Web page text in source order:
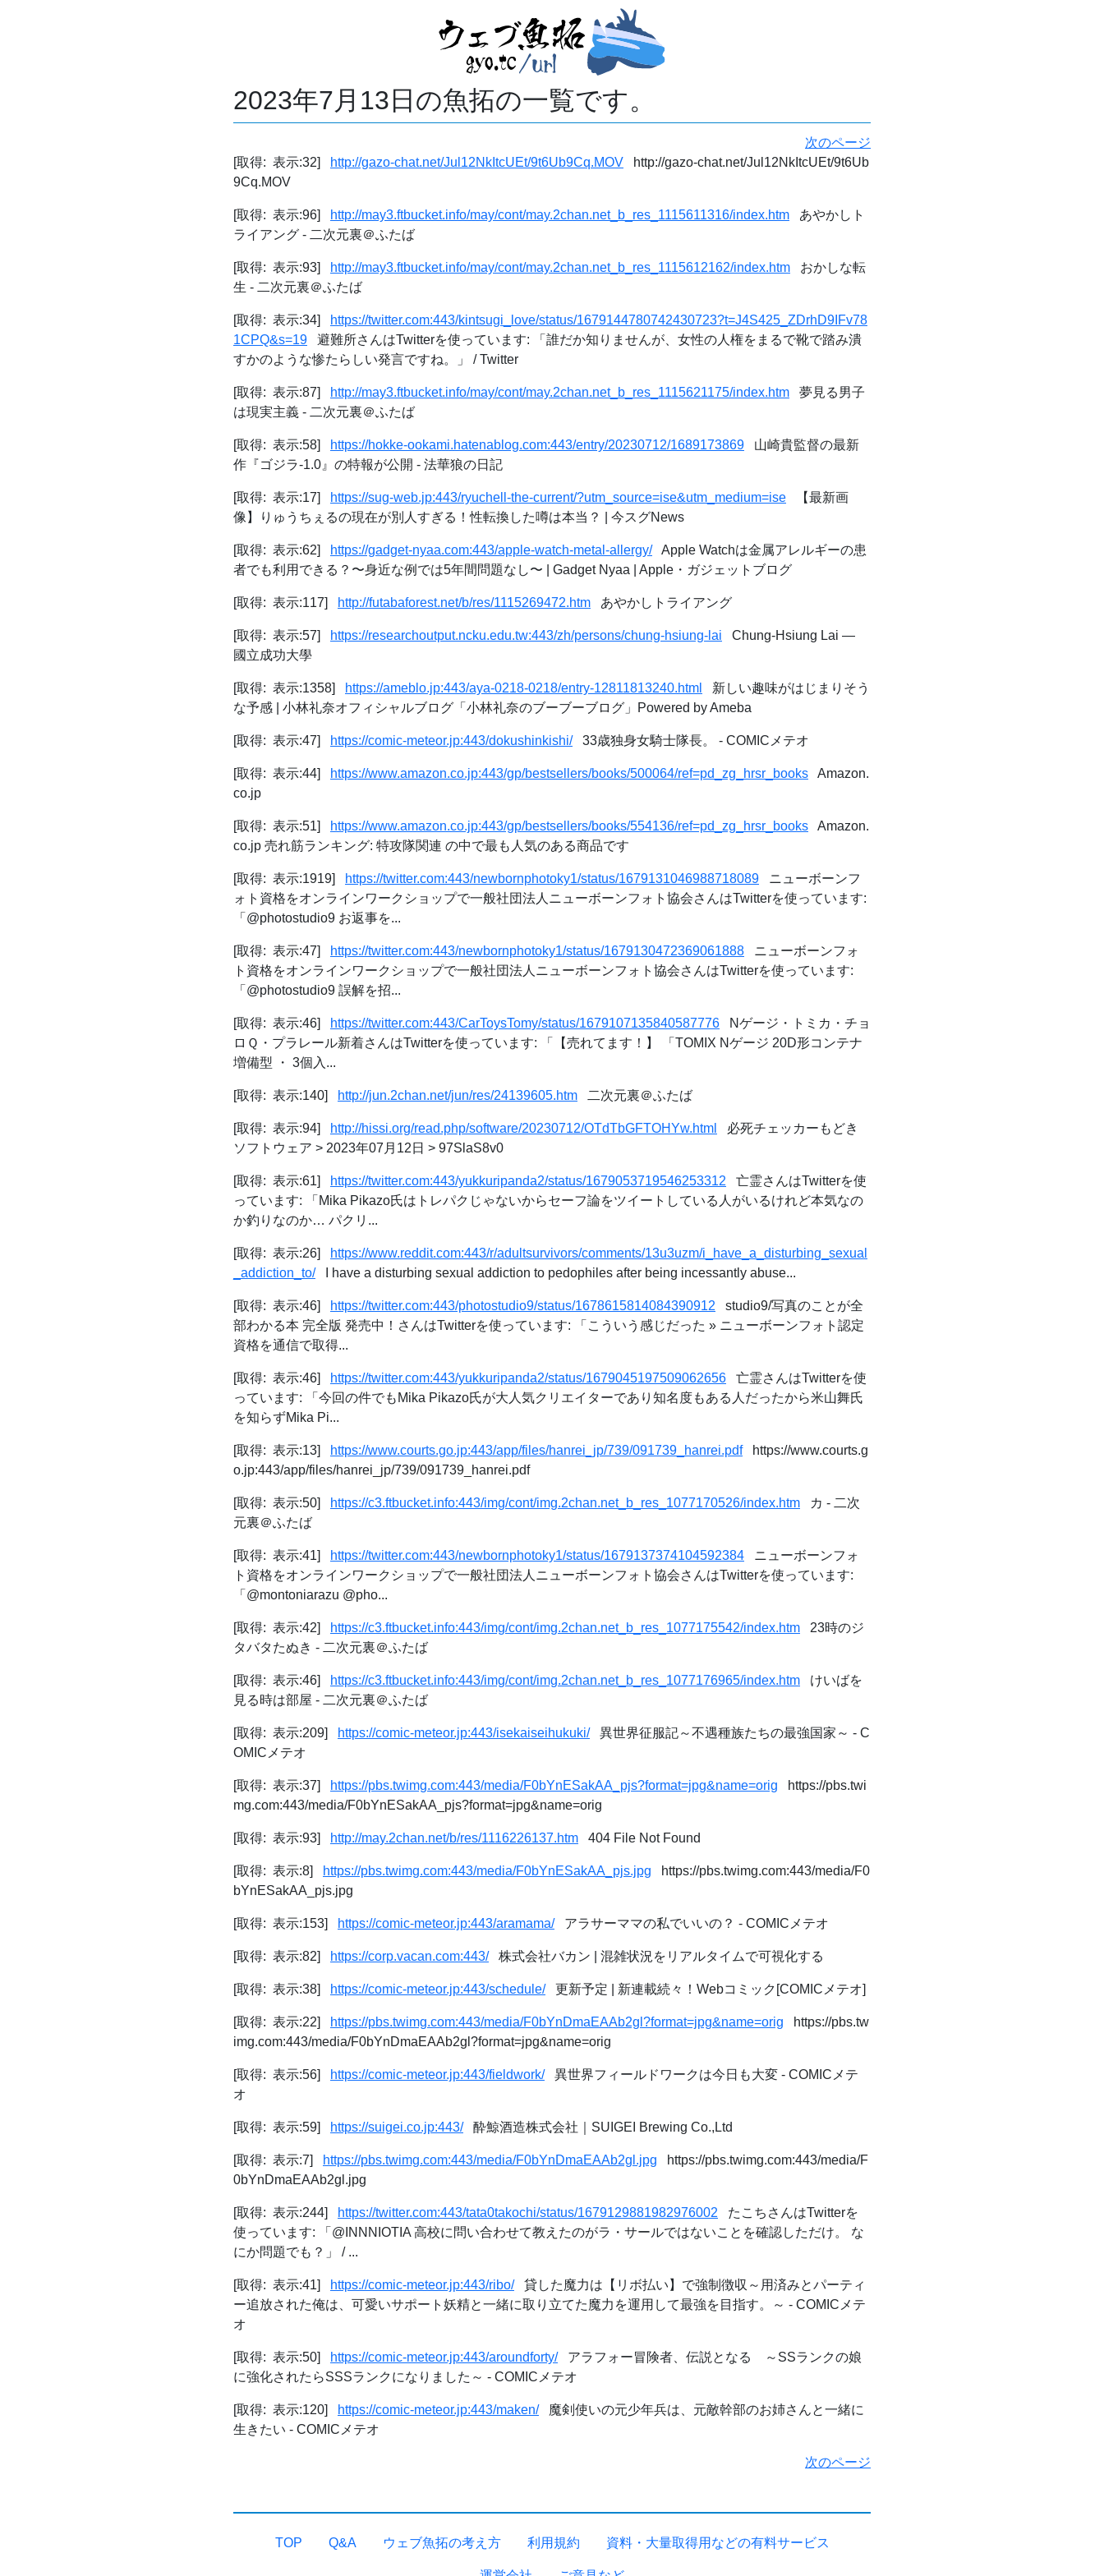
2023年7月13日の魚拓の一覧です。
次のページ
[取得: 表示:32]
http://gazo-chat.net/Jul12NkItcUEt/9t6Ub9Cq.MOV http://gazo-chat.net/Jul12NkItcUEt/9t6Ub
9Cq.MOV
[取得: 表示:96] http://may3.ftbucket.info/may/cont/may.2chan.net_b_res_1115611316/index.htm あやかしト
ライアング - 二次元裏＠ふたば
[取得: 表示:93] http://may3.ftbucket.info/may/cont/may.2chan.net_b_res_1115612162/index.htm おかしな転
生 - 二次元裏＠ふたば
[取得: 表示:34]
https://twitter.com:443/kintsugi_love/status/1679144780742430723?t=J4S425_ZDrhD9IFv78
1CPQ&s=19 避難所さんはTwitterを使っています: 「誰だか知りませんが、女性の人権をまるで靴で踏み潰
すかのような惨たらしい発言ですね。」 / Twitter
[取得: 表示:87] http://may3.ftbucket.info/may/cont/may.2chan.net_b_res_1115621175/index.htm 夢見る男子
は現実主義 - 二次元裏＠ふたば
[取得: 表示:58] https://hokke-ookami.hatenablog.com:443/entry/20230712/1689173869 山崎貴監督の最新
作『ゴジラ-1.0』の特報が公開 - 法華狼の日記
[取得: 表示:17] https://sug-web.jp:443/ryuchell-the-current/?utm_source=ise&utm_medium=ise 【最新画
像】りゅうちぇるの現在が別人すぎる！性転換した噂は本当？ | 今スグNews
[取得: 表示:62] https://gadget-nyaa.com:443/apple-watch-metal-allergy/Apple Watchは金属アレルギーの患
者でも利用できる？〜身近な例では5年間問題なし〜 | Gadget Nyaa | Apple・ガジェットブログ
[取得: 表示:117] http://futabaforest.net/b/res/1115269472.htm あやかしトライアング
[取得: 表示:57] https://researchoutput.ncku.edu.tw:443/zh/persons/chung-hsiung-lai Chung-Hsiung Lai —
國立成功大學
[取得: 表示:1358] https://ameblo.jp:443/aya-0218-0218/entry-12811813240.html
新しい趣味がはじまりそう
な予感 | 小林礼奈オフィシャルブログ「小林礼奈のブーブーブログ」Powered by Ameba
[取得: 表示:47] https://comic-meteor.jp:443/dokushinkishi/33歳独身女騎士隊長。 - COMICメテオ
[取得: 表示:44] https://www.amazon.co.jp:443/gp/bestsellers/books/500064/ref=pd_zg_hrsr_books Amazon.
co.jp
[取得: 表示:51] https://www.amazon.co.jp:443/gp/bestsellers/books/554136/ref=pd_zg_hrsr_books Amazon.
co.jp 売れ筋ランキング: 特攻隊関連 の中で最も人気のある商品です
[取得: 表示:1919] https://twitter.com:443/newbornphotoky1/status/1679131046988718089 ニューボーンフ
ォト資格をオンラインワークショップで一般社団法人ニューボーンフォト協会さんはTwitterを使っています:
「@photostudio9 お返事を...
[取得: 表示:47] https://twitter.com:443/newbornphotoky1/status/1679130472369061888 ニューボーンフォ
ト資格をオンラインワークショップで一般社団法人ニューボーンフォト協会さんはTwitterを使っています:
「@photostudio9 誤解を招...
[取得: 表示:46] https://twitter.com:443/CarToysTomy/status/1679107135840587776 Nゲージ・トミカ・チョ
ロＱ・プラレール新着さんはTwitterを使っています: 「【売れてます！】 「TOMIX Nゲージ 20D形コンテナ
増備型 ・ 3個入...
[取得: 表示:140] http://jun.2chan.net/jun/res/24139605.htm 二次元裏＠ふたば
[取得: 表示:94] http://hissi.org/read.php/software/20230712/OTdTbGFTOHYw.html
必死チェッカーもどき
ソフトウェア > 2023年07月12日 > 97SlaS8v0
[取得: 表示:61] https://twitter.com:443/yukkuripanda2/status/1679053719546253312 亡霊さんはTwitterを使
っています: 「Mika Pikazo氏はトレパクじゃないからセーフ論をツイートしている人がいるけれど本気なの
か釣りなのか… パクリ...
[取得: 表示:26]
https://www.reddit.com:443/r/adultsurvivors/comments/13u3uzm/i_have_a_disturbing_sexual
_addiction_to/I have a disturbing sexual addiction to pedophiles after being incessantly abuse...
[取得: 表示:46] https://twitter.com:443/photostudio9/status/1678615814084390912 studio9/写真のことが全
部わかる本 完全版 発売中！さんはTwitterを使っています: 「こういう感じだった » ニューボーンフォト認定
資格を通信で取得...
[取得: 表示:46] https://twitter.com:443/yukkuripanda2/status/1679045197509062656 亡霊さんはTwitterを使
っています: 「今回の件でもMika Pikazo氏が大人気クリエイターであり知名度もある人だったから米山舞氏
を知らずMika Pi...
[取得: 表示:13] https://www.courts.go.jp:443/app/files/hanrei_jp/739/091739_hanrei.pdfhttps://www.courts.g
o.jp:443/app/files/hanrei_jp/739/091739_hanrei.pdf
[取得: 表示:50] https://c3.ftbucket.info:443/img/cont/img.2chan.net_b_res_1077170526/index.htm カ - 二次
元裏＠ふたば
[取得: 表示:41] https://twitter.com:443/newbornphotoky1/status/1679137374104592384 ニューボーンフォ
ト資格をオンラインワークショップで一般社団法人ニューボーンフォト協会さんはTwitterを使っています:
「@montoniarazu @pho...
[取得: 表示:42] https://c3.ftbucket.info:443/img/cont/img.2chan.net_b_res_1077175542/index.htm 23時のジ
タバタたぬき - 二次元裏＠ふたば
[取得: 表示:46] https://c3.ftbucket.info:443/img/cont/img.2chan.net_b_res_1077176965/index.htm けいばを
見る時は部屋 - 二次元裏＠ふたば
[取得: 表示:209] https://comic-meteor.jp:443/isekaiseihukuki/異世界征服記～不遇種族たちの最強国家～ - C
OMICメテオ
[取得: 表示:37] https://pbs.twimg.com:443/media/F0bYnESakAA_pjs?format=jpg&name=orig https://pbs.twi
mg.com:443/media/F0bYnESakAA_pjs?format=jpg&name=orig
[取得: 表示:93] http://may.2chan.net/b/res/1116226137.htm 404 File Not Found
[取得: 表示:8] https://pbs.twimg.com:443/media/F0bYnESakAA_pjs.jpg https://pbs.twimg.com:443/media/F0
bYnESakAA_pjs.jpg
[取得: 表示:153] https://comic-meteor.jp:443/aramama/アラサーママの私でいいの？ - COMICメテオ
[取得: 表示:82] https://corp.vacan.com:443/株式会社バカン | 混雑状況をリアルタイムで可視化する
[取得: 表示:38] https://comic-meteor.jp:443/schedule/更新予定 | 新連載続々！Webコミック[COMICメテオ]
[取得: 表示:22] https://pbs.twimg.com:443/media/F0bYnDmaEAAb2gl?format=jpg&name=orig https://pbs.tw
img.com:443/media/F0bYnDmaEAAb2gl?format=jpg&name=orig
[取得: 表示:56] https://comic-meteor.jp:443/fieldwork/異世界フィールドワークは今日も大変 - COMICメテ
オ
[取得: 表示:59] https://suigei.co.jp:443/酔鯨酒造株式会社｜SUIGEI Brewing Co.,Ltd
[取得: 表示:7] https://pbs.twimg.com:443/media/F0bYnDmaEAAb2gl.jpg https://pbs.twimg.com:443/media/F
0bYnDmaEAAb2gl.jpg
[取得: 表示:244] https://twitter.com:443/tata0takochi/status/1679129881982976002 たこちさんはTwitterを
使っています: 「@INNNIOTIA 高校に問い合わせて教えたのがラ・サールではないことを確認しただけ。 な
にか問題でも？」 / ...
[取得: 表示:41] https://comic-meteor.jp:443/ribo/貸した魔力は【リボ払い】で強制徴収～用済みとパーティ
ー追放された俺は、可愛いサポート妖精と一緒に取り立てた魔力を運用して最強を目指す。～ - COMICメテ
オ
[取得: 表示:50] https://comic-meteor.jp:443/aroundforty/アラフォー冒険者、伝説となる ～SSランクの娘
に強化されたらSSSランクになりました～ - COMICメテオ
[取得: 表示:120] https://comic-meteor.jp:443/maken/魔剣使いの元少年兵は、元敵幹部のお姉さんと一緒に
生きたい - COMICメテオ
次のページ
TOP Q&A ウェブ魚拓の考え方 利用規約 資料・大量取得用などの有料サービス